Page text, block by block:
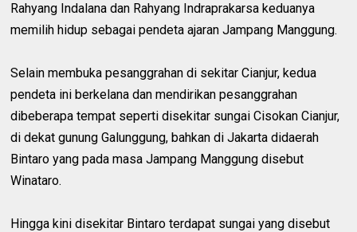
Rahyang Indalana dan Rahyang Indraprakarsa keduanya
memilih hidup sebagai pendeta ajaran Jampang Manggung.
Selain membuka pesanggrahan di sekitar Cianjur, kedua
pendeta ini berkelana dan mendirikan pesanggrahan
dibeberapa tempat seperti disekitar sungai Cisokan Cianjur,
di dekat gunung Galunggung, bahkan di Jakarta didaerah
Bintaro yang pada masa Jampang Manggung disebut
Winataro.
Hingga kini disekitar Bintaro terdapat sungai yang disebut